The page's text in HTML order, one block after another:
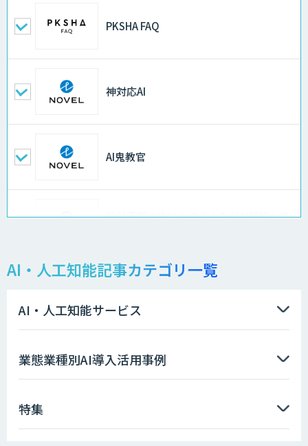
PKSHA FAQ
神対応AI
AI鬼教官
設計不明の古いシステムをAIが解析して
AIエージェント開発支援
AIエンジニアアカデミー（バイブコーデ
AI・人工知能記事カテゴリ一覧
AI・人工知能サービス
業態業種別AI導入活用事例
特集